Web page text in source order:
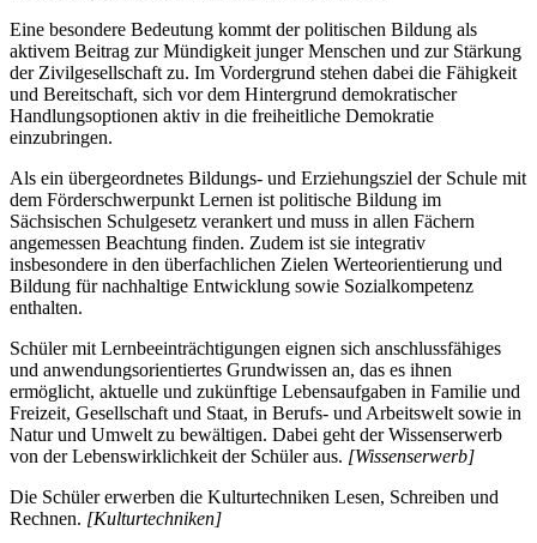
Eine besondere Bedeutung kommt der politischen Bildung als
aktivem Beitrag zur Mündigkeit junger Menschen und zur Stärkung
der Zivilgesellschaft zu. Im Vordergrund stehen dabei die Fähigkeit
und Bereitschaft, sich vor dem Hintergrund demokratischer
Handlungsoptionen aktiv in die freiheitliche Demokratie
einzubringen.
Als ein übergeordnetes Bildungs- und Erziehungsziel der Schule mit
dem Förderschwerpunkt Lernen ist politische Bildung im
Sächsischen Schulgesetz verankert und muss in allen Fächern
angemessen Beachtung finden. Zudem ist sie integrativ
insbesondere in den überfachlichen Zielen Werteorientierung und
Bildung für nachhaltige Entwicklung sowie Sozialkompetenz
enthalten.
Schüler mit Lernbeeinträchtigungen eignen sich anschlussfähiges
und anwendungsorientiertes Grundwissen an, das es ihnen
ermöglicht, aktuelle und zukünftige Lebensaufgaben in Familie und
Freizeit, Gesellschaft und Staat, in Berufs- und Arbeitswelt sowie in
Natur und Umwelt zu bewältigen. Dabei geht der Wissenserwerb
von der Lebenswirklichkeit der Schüler aus. [Wissenserwerb]
Die Schüler erwerben die Kulturtechniken Lesen, Schreiben und
Rechnen. [Kulturtechniken]